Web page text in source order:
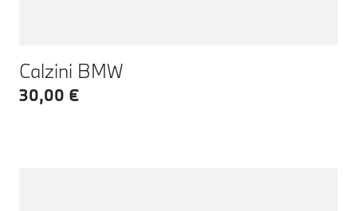
Calzini BMW
30,00 €